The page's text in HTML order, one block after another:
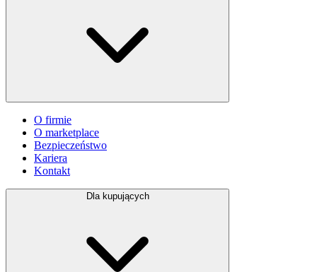
O firmie
O marketplace
Bezpieczeństwo
Kariera
Kontakt
Dla kupujących